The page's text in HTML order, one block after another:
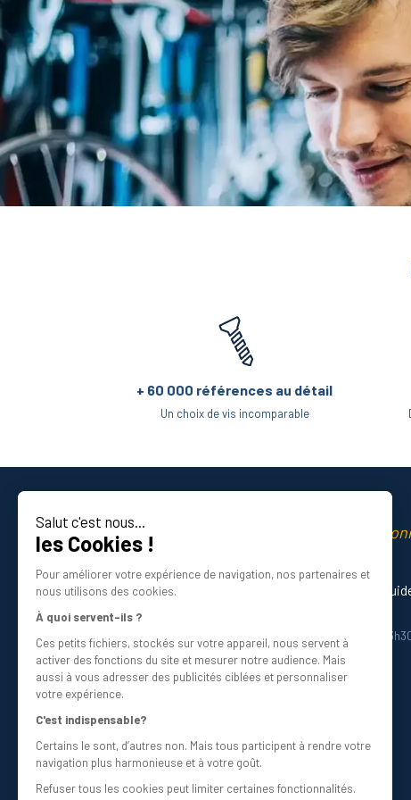
Salut c'est nous...
les Cookies !
Pour améliorer votre expérience de navigation, nos partenaires et
nous utilisons des cookies.
À quoi servent-ils ?
Ces petits fichiers, stockés sur votre appareil, nous servent à
activer des fonctions du site et mesurer notre audience. Mais
aussi à vous adresser des publicités ciblées et personnaliser
votre expérience.
C'est indispensable?
Certains le sont, d’autres non. Mais tous participent à rendre votre
navigation plus harmonieuse et à votre goût.
Refuser tous les cookies peut limiter certaines fonctionnalités.
+ 60 000 références au détail
Un choix de vis incomparable
La qualité
Besoin d’aide ? Nos experts vous
Du lundi au vendredi de 8h30 à 12h30 et
Écrivez-nous
info@bricovis.fr
Suivez-nous sur les réseaux !